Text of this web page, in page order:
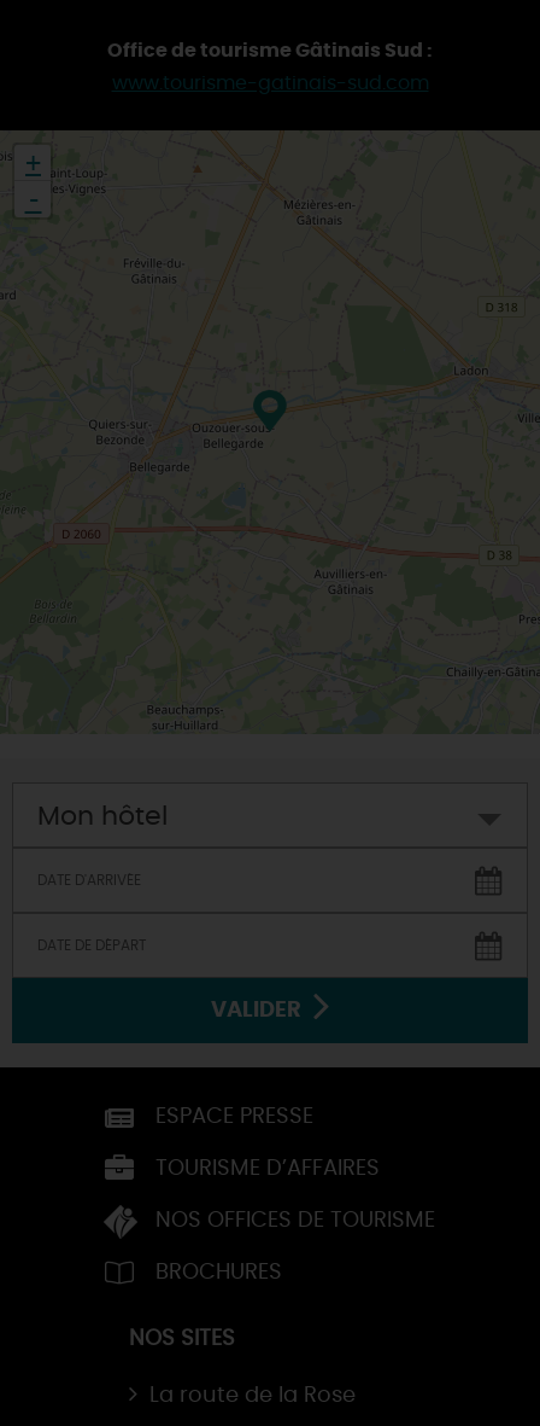
Office de tourisme Gâtinais Sud :
www.tourisme-gatinais-sud.com
+
-
Mon hôtel
VALIDER
ESPACE PRESSE
TOURISME D’AFFAIRES
NOS OFFICES DE TOURISME
BROCHURES
NOS SITES
La route de la Rose